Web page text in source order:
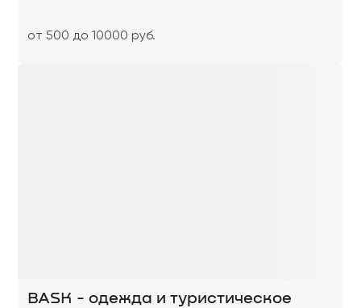
от 500 до 10000 руб.
BASK - одежда и туристическое